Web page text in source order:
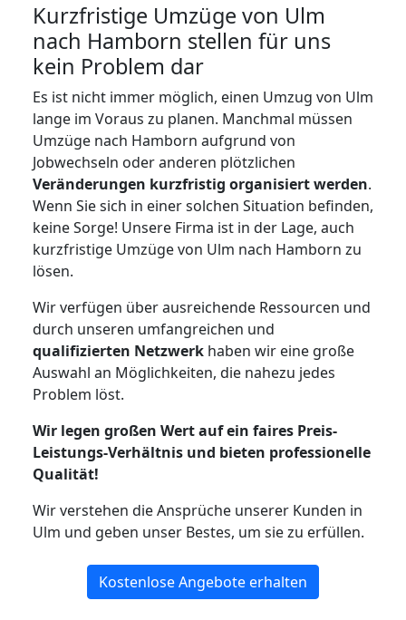
Kurzfristige Umzüge von Ulm
nach Hamborn stellen für uns
kein Problem dar
Es ist nicht immer möglich, einen Umzug von Ulm
lange im Voraus zu planen. Manchmal müssen
Umzüge nach Hamborn aufgrund von
Jobwechseln oder anderen plötzlichen
Veränderungen kurzfristig organisiert werden.
Wenn Sie sich in einer solchen Situation befinden,
keine Sorge! Unsere Firma ist in der Lage, auch
kurzfristige Umzüge von Ulm nach Hamborn zu
lösen.
Wir verfügen über ausreichende Ressourcen und
durch unseren umfangreichen und
qualifizierten Netzwerk haben wir eine große
Auswahl an Möglichkeiten, die nahezu jedes
Problem löst.
Wir legen großen Wert auf ein faires Preis-
Leistungs-Verhältnis und bieten professionelle
Qualität!
Wir verstehen die Ansprüche unserer Kunden in
Ulm und geben unser Bestes, um sie zu erfüllen.
Kostenlose Angebote erhalten